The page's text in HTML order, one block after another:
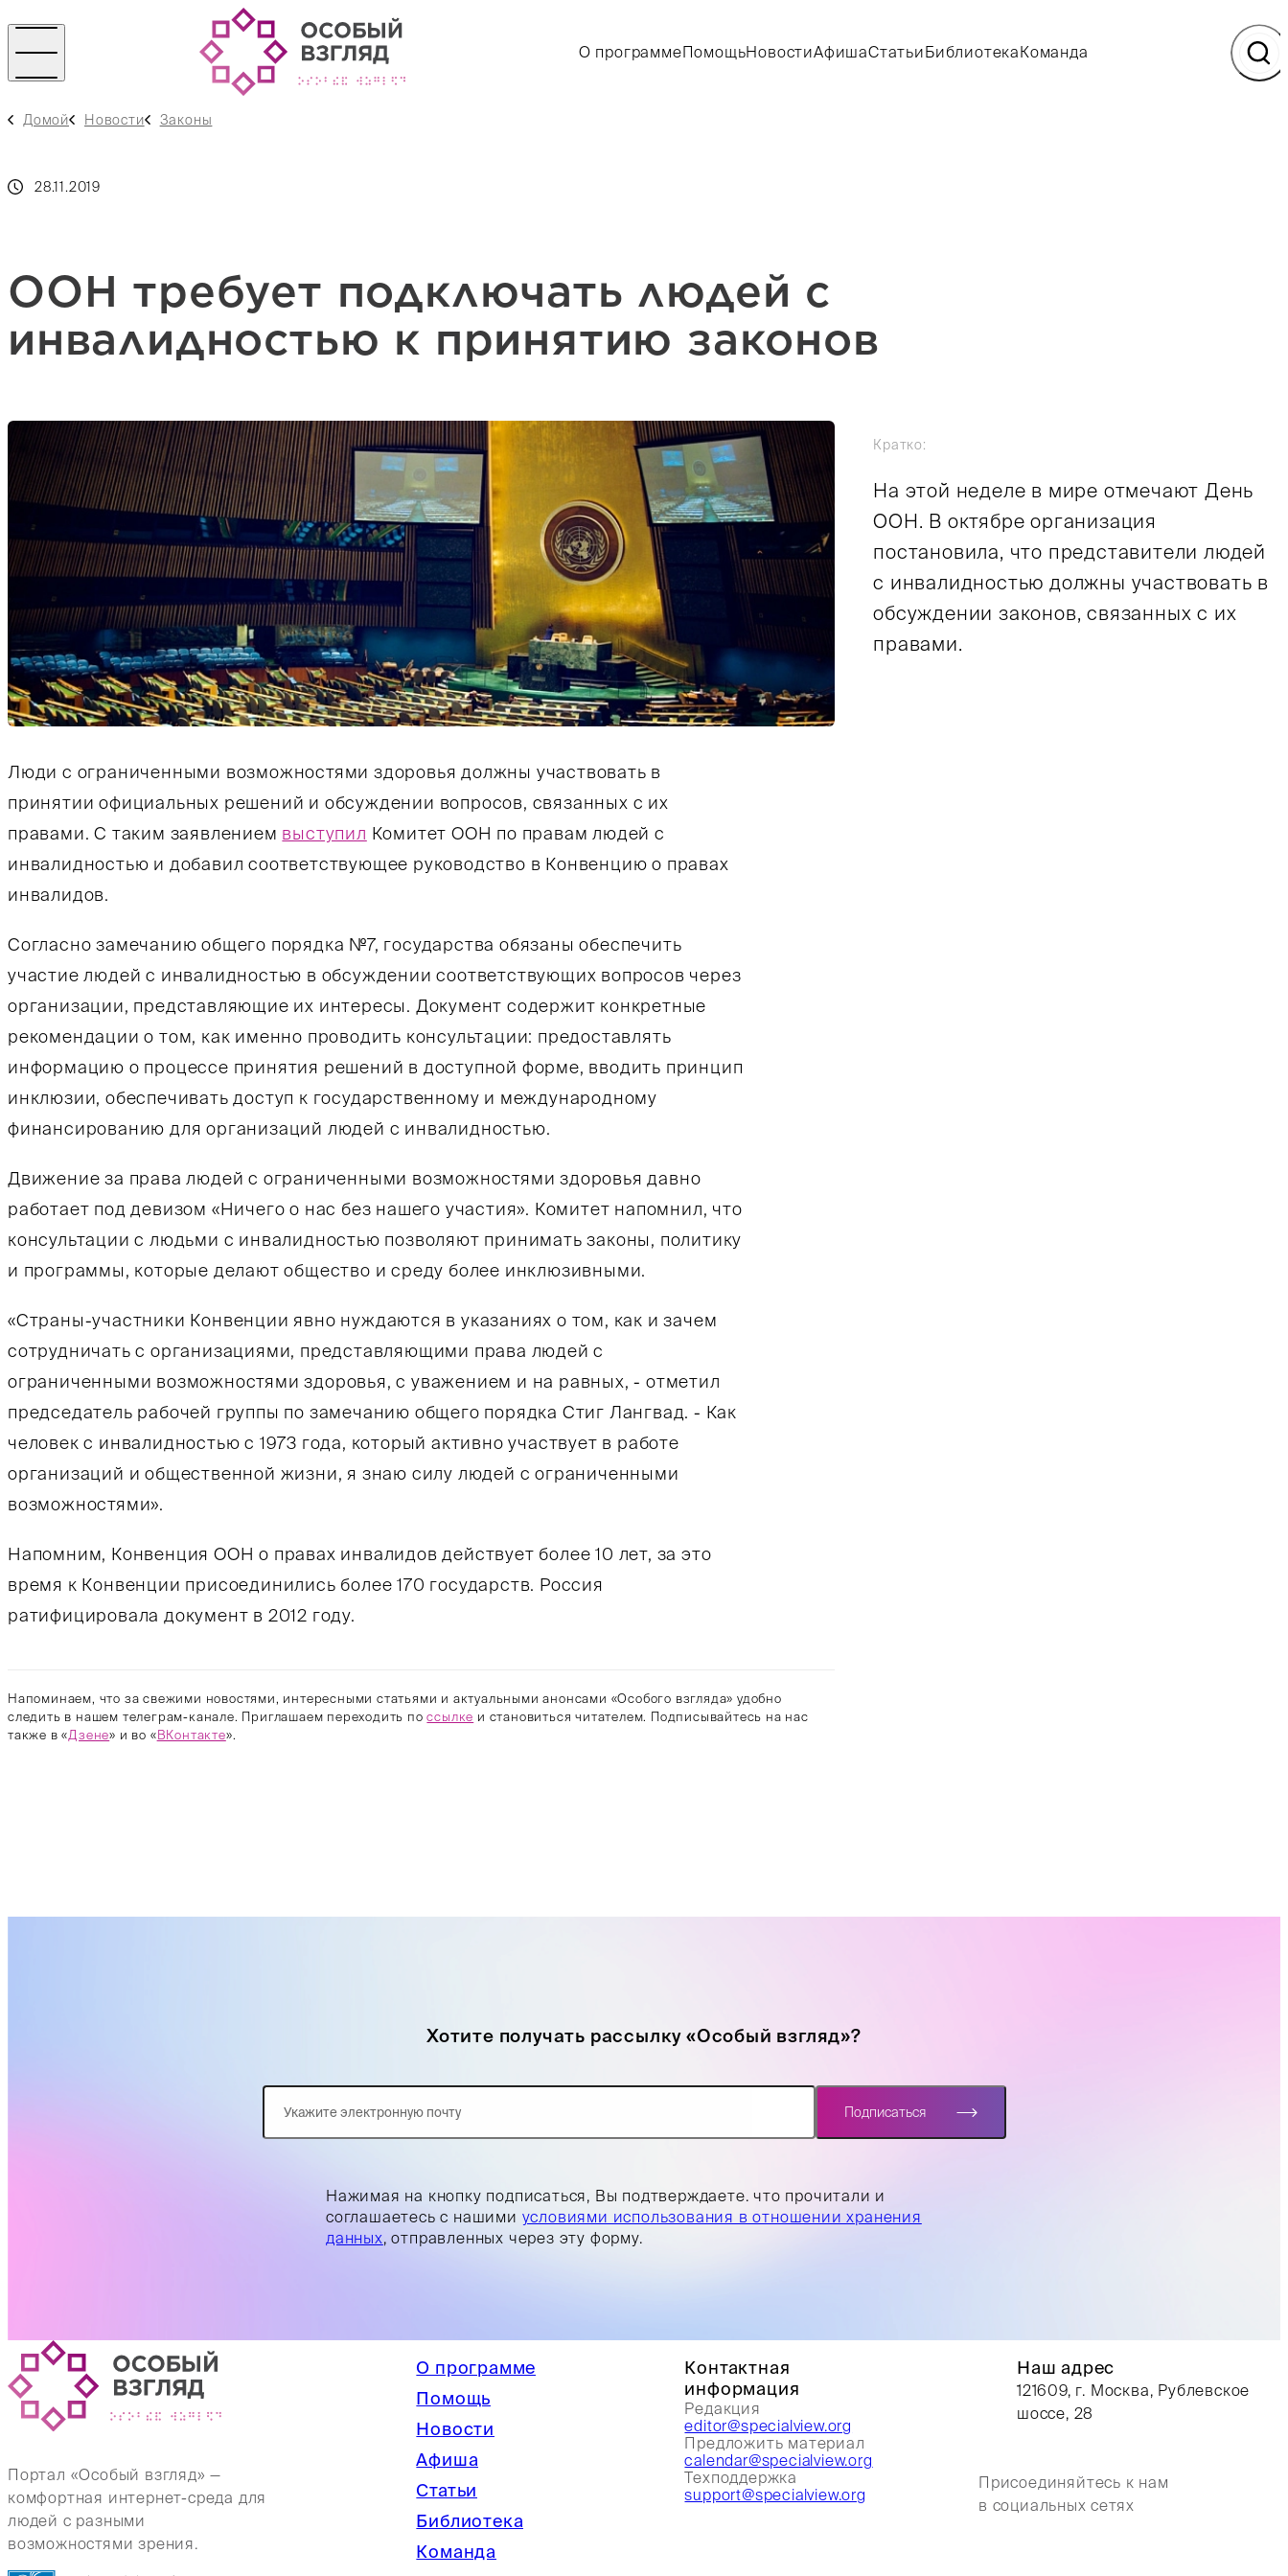
О программеПомощьНовостиАфишаСтатьиБиблиотекаКоманда
Домой Новости Законы
28.11.2019
ООН требует подключать людей с
инвалидностью к принятию законов
Кратко:
На этой неделе в мире отмечают День
ООН. В октябре организация
постановила, что представители людей
с инвалидностью должны участвовать в
обсуждении законов, связанных с их
правами.
Люди с ограниченными возможностями здоровья должны участвовать в
принятии официальных решений и обсуждении вопросов, связанных с их
правами. С таким заявлением выступил Комитет ООН по правам людей с
инвалидностью и добавил соответствующее руководство в Конвенцию о правах
инвалидов.
Согласно замечанию общего порядка №7, государства обязаны обеспечить
участие людей с инвалидностью в обсуждении соответствующих вопросов через
организации, представляющие их интересы. Документ содержит конкретные
рекомендации о том, как именно проводить консультации: предоставлять
информацию о процессе принятия решений в доступной форме, вводить принцип
инклюзии, обеспечивать доступ к государственному и международному
финансированию для организаций людей с инвалидностью.
Движение за права людей с ограниченными возможностями здоровья давно
работает под девизом «Ничего о нас без нашего участия». Комитет напомнил, что
консультации с людьми с инвалидностью позволяют принимать законы, политику
и программы, которые делают общество и среду более инклюзивными.
«Страны-участники Конвенции явно нуждаются в указаниях о том, как и зачем
сотрудничать с организациями, представляющими права людей с
ограниченными возможностями здоровья, с уважением и на равных, - отметил
председатель рабочей группы по замечанию общего порядка Стиг Лангвад. - Как
человек с инвалидностью с 1973 года, который активно участвует в работе
организаций и общественной жизни, я знаю силу людей с ограниченными
возможностями».
Напомним, Конвенция ООН о правах инвалидов действует более 10 лет, за это
время к Конвенции присоединились более 170 государств. Россия
ратифицировала документ в 2012 году.
Напоминаем, что за свежими новостями, интересными статьями и актуальными анонсами «Особого взгляда» удобно
следить в нашем телеграм-канале. Приглашаем переходить поссылке и становиться читателем. Подписывайтесь на нас
также в «Дзене» и во «ВКонтакте».
Хотите получать рассылку «Особый взгляд»?
Нажимая на кнопку подписаться, Вы подтверждаете. что прочитали и
соглашаетесь с нашими условиями использования в отношении хранения
данных, отправленных через эту форму.
Подписаться
Портал «Особый взгляд» —
комфортная интернет-среда для
людей с разными
возможностями зрения.
О программе
Помощь
Новости
Афиша
Статьи
Библиотека
Команда
Контактная
информация
Редакция
editor@specialview.org
Предложить материал
calendar@specialview.org
Техподдержка
support@specialview.org
Наш адрес
121609, г. Москва, Рублевское
шоссе, 28
Присоединяйтесь к нам
в социальных сетях